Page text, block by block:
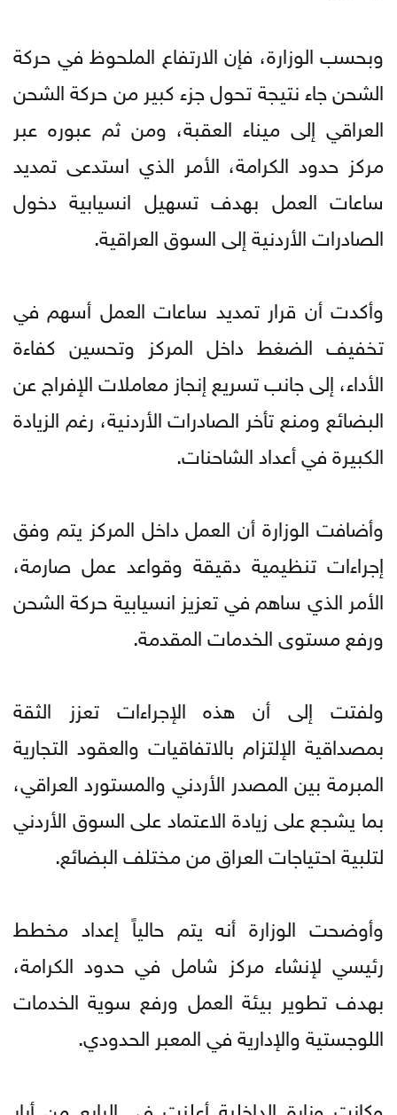
وبحسب الوزارة، فإن الارتفاع الملحوظ في حركة
الشحن جاء نتيجة تحول جزء كبير من حركة الشحن
العراقي إلى ميناء العقبة، ومن ثم عبوره عبر
مركز حدود الكرامة، الأمر الذي استدعى تمديد
ساعات العمل بهدف تسهيل انسيابية دخول
الصادرات الأردنية إلى السوق العراقية.
وأكدت أن قرار تمديد ساعات العمل أسهم في
تخفيف الضغط داخل المركز وتحسين كفاءة
الأداء، إلى جانب تسريع إنجاز معاملات الإفراج عن
البضائع ومنع تأخر الصادرات الأردنية، رغم الزيادة
الكبيرة في أعداد الشاحنات.
وأضافت الوزارة أن العمل داخل المركز يتم وفق
إجراءات تنظيمية دقيقة وقواعد عمل صارمة،
الأمر الذي ساهم في تعزيز انسيابية حركة الشحن
ورفع مستوى الخدمات المقدمة.
ولفتت إلى أن هذه الإجراءات تعزز الثقة
بمصداقية الإلتزام بالاتفاقيات والعقود التجارية
المبرمة بين المصدر الأردني والمستورد العراقي،
بما يشجع على زيادة الاعتماد على السوق الأردني
لتلبية احتياجات العراق من مختلف البضائع.
وأوضحت الوزارة أنه يتم حالياً إعداد مخطط
رئيسي لإنشاء مركز شامل في حدود الكرامة،
بهدف تطوير بيئة العمل ورفع سوية الخدمات
اللوجستية والإدارية في المعبر الحدودي.